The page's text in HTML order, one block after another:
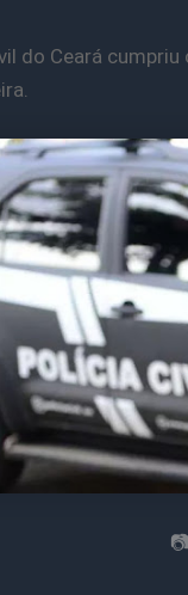
do Ceará